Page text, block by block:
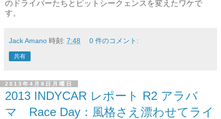
のドライバーたちとピットシークェンスを変えたワケで
す。
Jack Amano 時刻: 7:48 0 件のコメント:
共有
2013年4月8日月曜日
2013 INDYCAR レポート R2 アラバ
マ Race Day：風格さえ漂わせてライ